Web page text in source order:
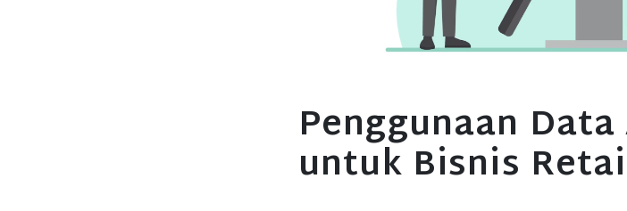
Penggunaan
untuk Bisnis